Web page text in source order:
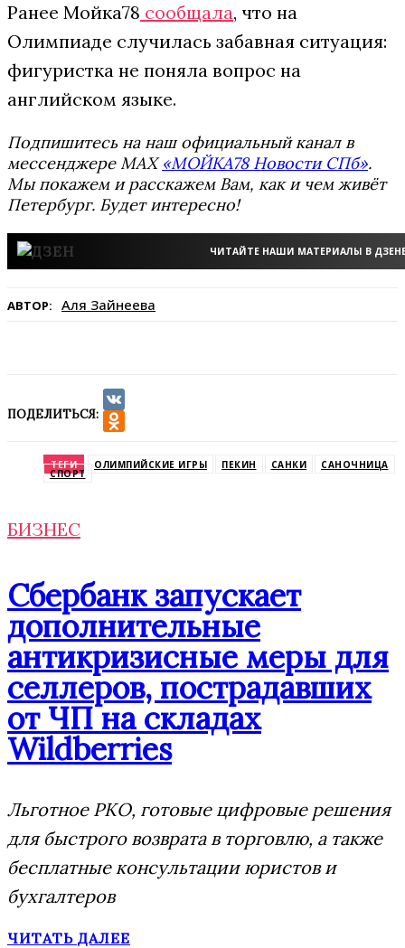
Ранее Мойка78 сообщала, что на
Олимпиаде случилась забавная ситуация:
фигуристка не поняла вопрос на
английском языке.
Подпишитесь на наш официальный канал в
мессенджере MAX«МОЙКА78 Новости СПб».
Мы покажем и расскажем Вам, как и чем живёт
Петербург. Будет интересно!
ЧИТАЙТЕ НАШИ МАТЕРИАЛЫ В
АВТОР: Аля Зайнеева
ПОДЕЛИТЬСЯ:
VK
ТЕГИ ОЛИМПИЙСКИЕ ИГРЫ ПЕКИН САНКИ САНОЧНИЦА
СПОРТ
БИЗНЕС
Сбербанк запускает
дополнительные
антикризисные меры для
селлеров, пострадавших
от ЧП на складах
Wildberries
Льготное РКО, готовые цифровые решения
для быстрого возврата в торговлю, а также
бесплатные консультации юристов и
бухгалтеров
ЧИТАТЬ ДАЛЕЕ